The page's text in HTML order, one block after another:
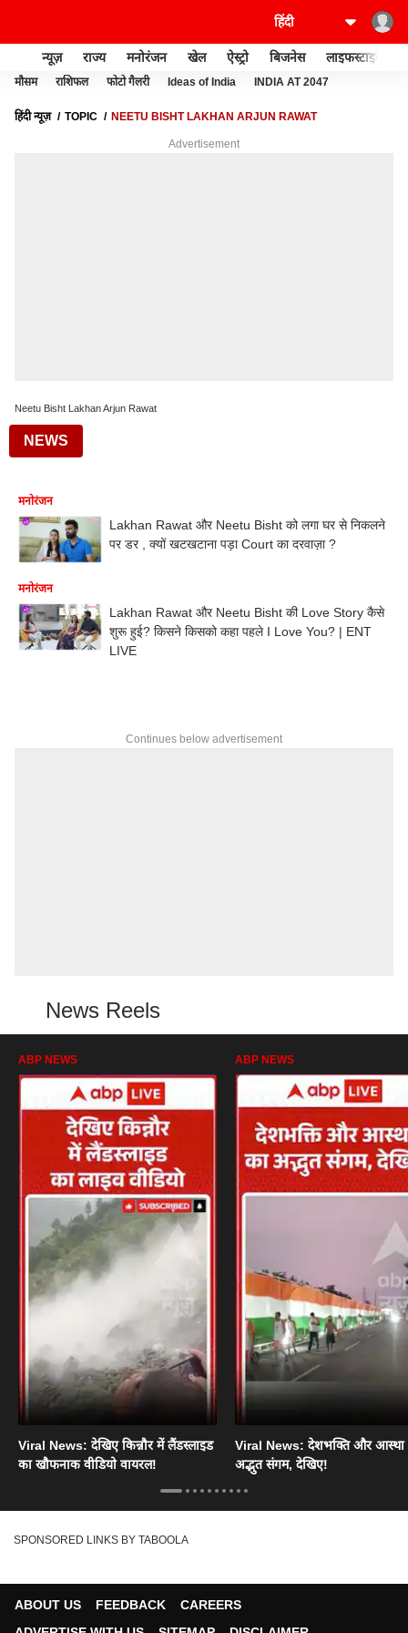
न्यूज़ राज्य मनोरंजन खेल ऐस्ट्रो बिजनेस लाइफस्टाइल
मौसम राशिफल फोटो गैलरी Ideas of India INDIA AT 2047
हिंदी न्यूज़ TOPIC NEETU BISHT LAKHAN ARJUN RAWAT
Advertisement
Neetu Bisht Lakhan Arjun Rawat
NEWS
मनोरंजन
Lakhan Rawat और Neetu Bisht को लगा घर से निकलने
पर डर , क्यों खटखटाना पड़ा Court का दरवाज़ा ?
मनोरंजन
Lakhan Rawat और Neetu Bisht की Love Story कैसे
शुरू हुई? किसने किसको कहा पहले I Love You? | ENT
LIVE
Continues below advertisement
News Reels
ABP NEWS
Viral News: देखिए किन्नौर में लैंडस्लाइड
का खौफनाक वीडियो वायरल!
ABP NEWS
Viral News: देशभक्ति और आस्था
अद्भुत संगम, देखिए!
SPONSORED LINKS BY TABOOLA
ABOUT US FEEDBACK
CAREERS